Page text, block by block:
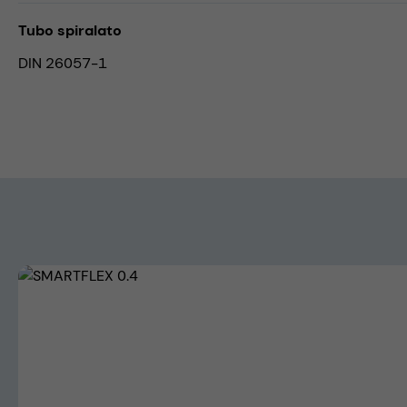
Tubo spiralato
DIN 26057-1
Skip image gallery